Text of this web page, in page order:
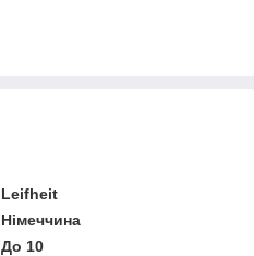
Leifheit
Німеччина
До 10